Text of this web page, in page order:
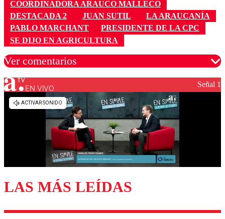
COORDINADORA ARAUCO MALLECO
DESTACADA 2
JUAN SUTIL
LA ARAUCANÍA
PABLO MARCHANT
PRESIDENTE DE LA CPC
SE DIJO EN AGRICULTURA
Ver comentarios
Los comentarios son moderados para garantizar un
diálogo respetuoso.
Enviar comentario
EN VIVO Señal 1
LAS MÁS LEÍDAS